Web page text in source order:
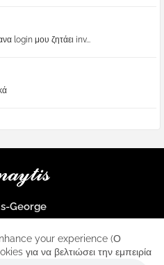
login μου ζητάει inv...
George
για κάθε iphone
your experience (Ο
για να βελτιώσει την εμπειρία